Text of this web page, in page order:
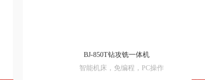
BJ-850T钻攻铣一体机
智能机床，免编程，PC操作